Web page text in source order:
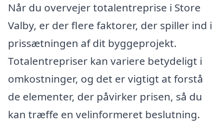
Når du overvejer totalentreprise i Store
Valby, er der flere faktorer, der spiller ind i
prissætningen af dit byggeprojekt.
Totalentrepriser kan variere betydeligt i
omkostninger, og det er vigtigt at forstå
de elementer, der påvirker prisen, så du
kan træffe en velinformeret beslutning.